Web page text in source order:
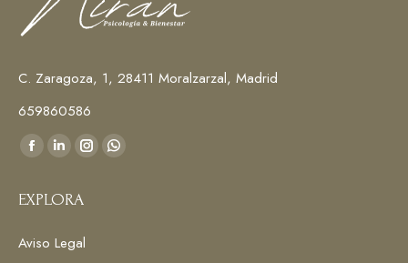
C. Zaragoza, 1, 28411 Moralzarzal, Madrid
659860586
Encuéntranos en:
Facebook
opens
new
Linkedin
opens
new
InstagramWhatsapp
EXPLORA
Aviso Legal